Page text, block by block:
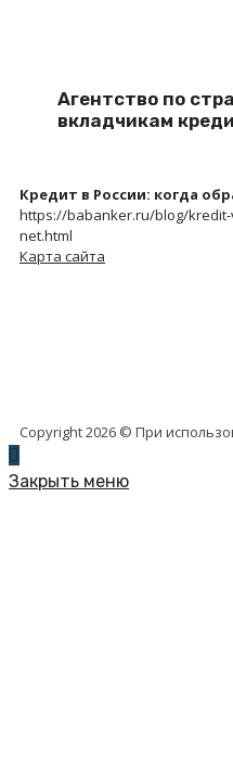
Агентство по
вкладчикам
Кредит в России: когда
https://babanker.ru/blog/
net.html
Карта сайта
Copyright 2026 © При
Закрыть меню